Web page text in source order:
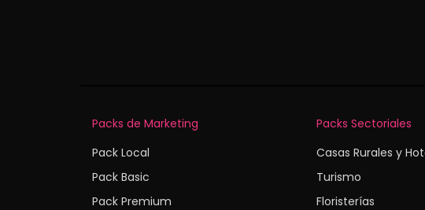
Packs de Marketing
Pack Local
Pack Basic
Pack Premium
Packs Sectoriales
Casas Rurales y
Turismo
Floristerías